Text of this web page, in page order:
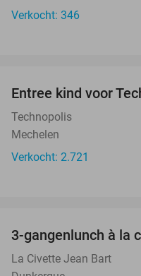
Verkocht: 346
Entree kind voor
Technopolis
Mechelen
Verkocht: 2.721
3-gangenlunch à la
La Civette Jean Bart